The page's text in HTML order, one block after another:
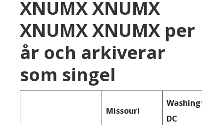
XNUMX XNUMX
XNUMX XNUMX per
år och arkiverar
som singel
Missouri
Washington
DC